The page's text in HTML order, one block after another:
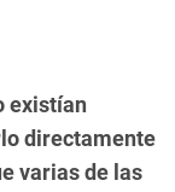
existían
directamente
varias de las